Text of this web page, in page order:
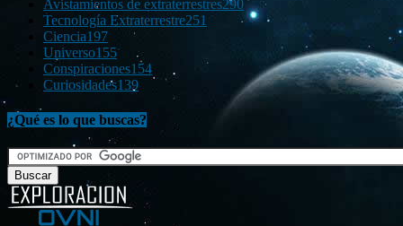
Avistamientos de extraterrestres290
Tecnología Extraterrestre251
Ciencia197
Universo155
Conspiraciones154
Curiosidades139
¿Qué es lo que buscas?